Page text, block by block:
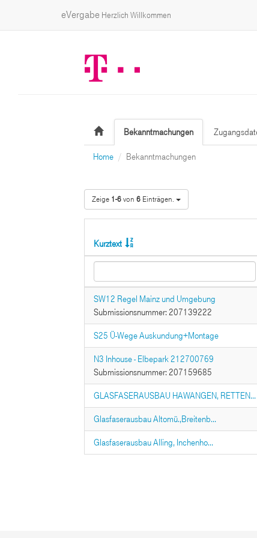
eVergabe Herzlich Willkommen
Bekanntmachungen
Home Bekanntmachungen
Zeige 1-6von 6Einträgen.
Kurztext
SW12 Regel Mainz und Umgebung
Submissionsnummer: 207139222
S25 Ü-Wege Auskundung+Montage
N3 Inhouse - Elbepark 212700769
Submissionsnummer: 207159685
GLASFASERAUSBAU HAWANGEN, RETTEN...
Glasfaserausbau Altomü.,Breitenb...
Glasfaserausbau Alling, Inchenho...